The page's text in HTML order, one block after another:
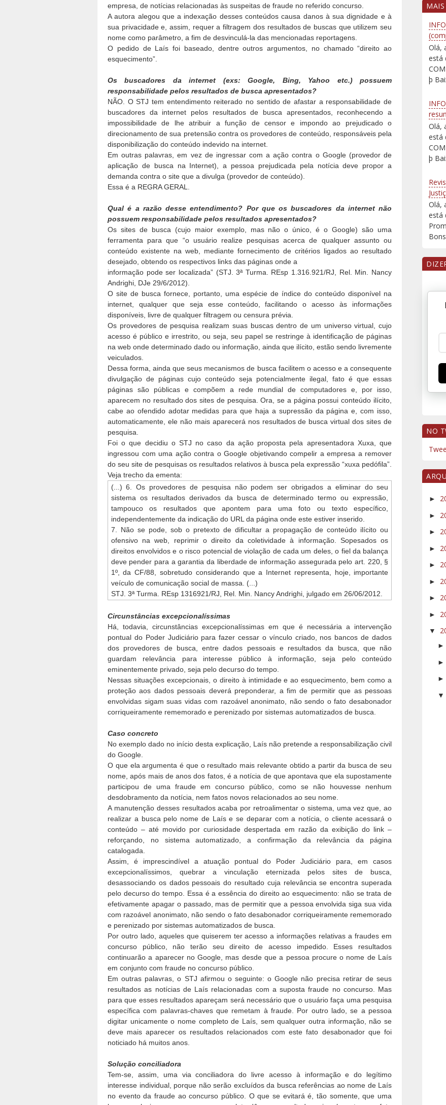
empresa, de notícias relacionadas às suspeitas de fraude no referido concurso.
A autora alegou que a indexação desses conteúdos causa danos à sua dignidade e à
sua privacidade e, assim, requer a filtragem dos resultados de buscas que utilizem seu
nome como parâmetro, a fim de desvinculá-la das mencionadas reportagens.
O pedido de Laís foi baseado, dentre outros argumentos, no chamado “direito ao
esquecimento”.
Os buscadores da internet (exs: Google, Bing, Yahoo etc.) possuem
responsabilidade pelos resultados de busca apresentados?
NÃO. O STJ tem entendimento reiterado no sentido de afastar a responsabilidade de
buscadores da internet pelos resultados de busca apresentados, reconhecendo a
impossibilidade de lhe atribuir a função de censor e impondo ao prejudicado o
direcionamento de sua pretensão contra os provedores de conteúdo, responsáveis pela
disponibilização do conteúdo indevido na internet.
Em outras palavras, em vez de ingressar com a ação contra o Google (provedor de
aplicação de busca na Internet), a pessoa prejudicada pela notícia deve propor a
demanda contra o site que a divulga (provedor de conteúdo).
Essa é a REGRA GERAL.
Qual é a razão desse entendimento? Por que os buscadores da internet não
possuem responsabilidade pelos resultados apresentados?
Os sites de busca (cujo maior exemplo, mas não o único, é o Google) são uma
ferramenta para que “o usuário realize pesquisas acerca de qualquer assunto ou
conteúdo existente na web, mediante fornecimento de critérios ligados ao resultado
desejado, obtendo os respectivos links das páginas onde a
informação pode ser localizada” (STJ. 3ª Turma. REsp 1.316.921/RJ, Rel. Min. Nancy
Andrighi, DJe 29/6/2012).
O site de busca fornece, portanto, uma espécie de índice do conteúdo disponível na
internet, qualquer que seja esse conteúdo, facilitando o acesso às informações
disponíveis, livre de qualquer filtragem ou censura prévia.
Os provedores de pesquisa realizam suas buscas dentro de um universo virtual, cujo
acesso é público e irrestrito, ou seja, seu papel se restringe à identificação de páginas
na web onde determinado dado ou informação, ainda que ilícito, estão sendo livremente
veiculados.
Dessa forma, ainda que seus mecanismos de busca facilitem o acesso e a consequente
divulgação de páginas cujo conteúdo seja potencialmente ilegal, fato é que essas
páginas são públicas e compõem a rede mundial de computadores e, por isso,
aparecem no resultado dos sites de pesquisa. Ora, se a página possui conteúdo ilícito,
cabe ao ofendido adotar medidas para que haja a supressão da página e, com isso,
automaticamente, ele não mais aparecerá nos resultados de busca virtual dos sites de
pesquisa.
Foi o que decidiu o STJ no caso da ação proposta pela apresentadora Xuxa, que
ingressou com uma ação contra o Google objetivando compelir a empresa a remover
do seu site de pesquisas os resultados relativos à busca pela expressão “xuxa pedófila”.
Veja trecho da ementa:
(...) 6. Os provedores de pesquisa não podem ser obrigados a eliminar do seu
sistema os resultados derivados da busca de determinado termo ou expressão,
tampouco os resultados que apontem para uma foto ou texto específico,
independentemente da indicação do URL da página onde este estiver inserido.
7. Não se pode, sob o pretexto de dificultar a propagação de conteúdo ilícito ou
ofensivo na web, reprimir o direito da coletividade à informação. Sopesados os
direitos envolvidos e o risco potencial de violação de cada um deles, o fiel da balança
deve pender para a garantia da liberdade de informação assegurada pelo art. 220, §
1º, da CF/88, sobretudo considerando que a Internet representa, hoje, importante
veículo de comunicação social de massa. (...)
STJ. 3ª Turma. REsp 1316921/RJ, Rel. Min. Nancy Andrighi, julgado em 26/06/2012.
Circunstâncias excepcionalíssimas
Há, todavia, circunstâncias excepcionalíssimas em que é necessária a intervenção
pontual do Poder Judiciário para fazer cessar o vínculo criado, nos bancos de dados
dos provedores de busca, entre dados pessoais e resultados da busca, que não
guardam relevância para interesse público à informação, seja pelo conteúdo
eminentemente privado, seja pelo decurso do tempo.
Nessas situações excepcionais, o direito à intimidade e ao esquecimento, bem como a
proteção aos dados pessoais deverá preponderar, a fim de permitir que as pessoas
envolvidas sigam suas vidas com razoável anonimato, não sendo o fato desabonador
corriqueiramente rememorado e perenizado por sistemas automatizados de busca.
Caso concreto
No exemplo dado no início desta explicação, Laís não pretende a responsabilização civil
do Google.
O que ela argumenta é que o resultado mais relevante obtido a partir da busca de seu
nome, após mais de anos dos fatos, é a notícia de que apontava que ela supostamente
participou de uma fraude em concurso público, como se não houvesse nenhum
desdobramento da notícia, nem fatos novos relacionados ao seu nome.
A manutenção desses resultados acaba por retroalimentar o sistema, uma vez que, ao
realizar a busca pelo nome de Laís e se deparar com a notícia, o cliente acessará o
conteúdo – até movido por curiosidade despertada em razão da exibição do link –
reforçando, no sistema automatizado, a confirmação da relevância da página
catalogada.
Assim, é imprescindível a atuação pontual do Poder Judiciário para, em casos
excepcionalíssimos, quebrar a vinculação eternizada pelos sites de busca,
desassociando os dados pessoais do resultado cuja relevância se encontra superada
pelo decurso do tempo. Essa é a essência do direito ao esquecimento: não se trata de
efetivamente apagar o passado, mas de permitir que a pessoa envolvida siga sua vida
com razoável anonimato, não sendo o fato desabonador corriqueiramente rememorado
e perenizado por sistemas automatizados de busca.
Por outro lado, aqueles que quiserem ter acesso a informações relativas a fraudes em
concurso público, não terão seu direito de acesso impedido. Esses resultados
continuarão a aparecer no Google, mas desde que a pessoa procure o nome de Laís
em conjunto com fraude no concurso público.
Em outras palavras, o STJ afirmou o seguinte: o Google não precisa retirar de seus
resultados as notícias de Laís relacionadas com a suposta fraude no concurso. Mas
para que esses resultados apareçam será necessário que o usuário faça uma pesquisa
específica com palavras-chaves que remetam à fraude. Por outro lado, se a pessoa
digitar unicamente o nome completo de Laís, sem qualquer outra informação, não se
deve mais aparecer os resultados relacionados com este fato desabonador que foi
noticiado há muitos anos.
Solução conciliadora
Tem-se, assim, uma via conciliadora do livre acesso à informação e do legítimo
interesse individual, porque não serão excluídos da busca referências ao nome de Laís
no evento da fraude ao concurso público. O que se evitará é, tão somente, que uma
Olá,
está
þ
Olá,
está
þ
Olá,
está
NO
►
►
►
►
►
►
►
►
▼
►
►
►
▼